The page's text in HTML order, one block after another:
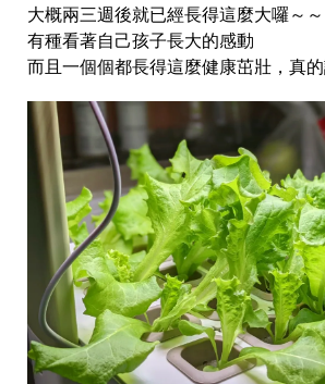
大概兩三週後就已經長得這麼大囉～～
有種看著自己孩子長大的感動
而且一個個都長得這麼健康茁壯，真